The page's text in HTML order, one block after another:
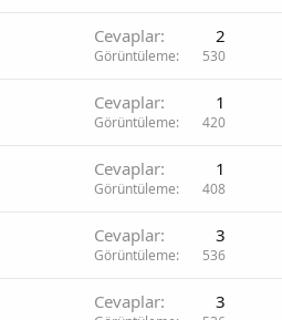
Cevaplar 2
Görüntüleme 530
Cevaplar 1
Görüntüleme 420
Cevaplar 1
Görüntüleme 408
Cevaplar 3
Görüntüleme 536
Cevaplar 3